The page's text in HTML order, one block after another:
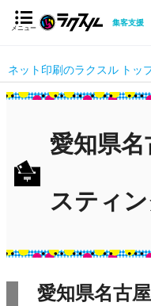
メニュー
集客支援
ネット印刷のラクスル トッ
愛知県
スティ
愛知県名古